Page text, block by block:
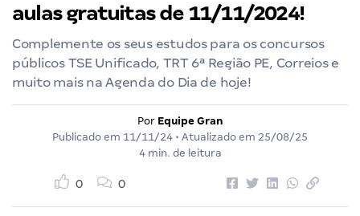
aulas gratuitas de 11/11/2024!
Complemente os seus estudos para os concursos
públicos TSE Unificado, TRT 6ª Região PE, Correios e
muito mais na Agenda do Dia de hoje!
Por Equipe Gran
Publicado em 11/11/24 • Atualizado em 25/08/25
4 min. de leitura
0 0